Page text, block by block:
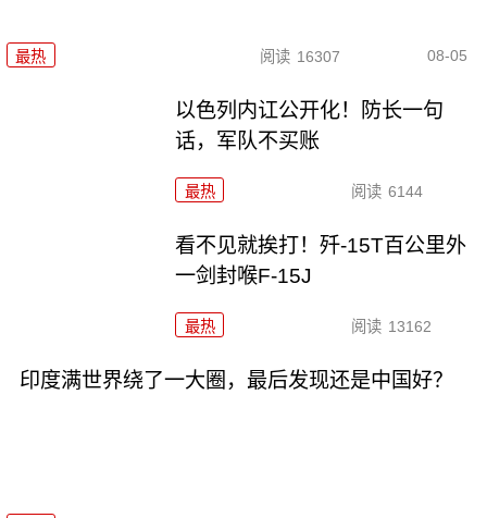
最热 阅读 16307 08-05
以色列内讧公开化！防长一句
话，军队不买账
最热 阅读 6144
看不见就挨打！歼-15T百公里外
一剑封喉F-15J
最热 阅读 13162
印度满世界绕了一大圈，最后发现还是中国好？